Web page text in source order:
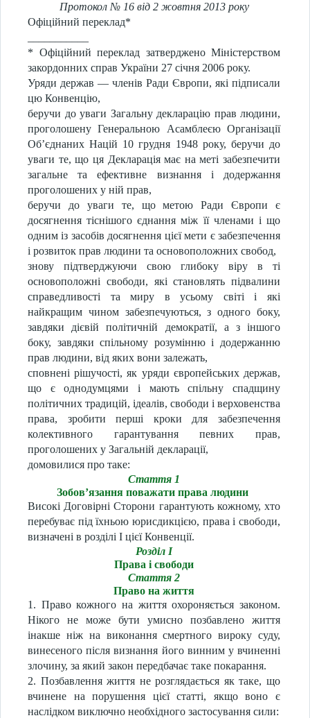
Протокол № 16 від 2 жовтня 2013 року
Офіційний переклад*
* Офіційний переклад затверджено Міністерством
закордонних справ України 27 січня 2006 року.
Уряди держав — членів Ради Європи, які підписали
цю Конвенцію,
беручи до уваги Загальну декларацію прав людини,
проголошену Генеральною Асамблеєю Організації
Об’єднаних Націй 10 грудня 1948 року, беручи до
уваги те, що ця Декларація має на меті забезпечити
загальне та ефективне визнання і додержання
проголошених у ній прав,
беручи до уваги те, що метою Ради Європи є
досягнення тіснішого єднання між її членами і що
одним із засобів досягнення цієї мети є забезпечення
і розвиток прав людини та основоположних свобод,
знову підтверджуючи свою глибоку віру в ті
основоположні свободи, які становлять підвалини
справедливості та миру в усьому світі і які
найкращим чином забезпечуються, з одного боку,
завдяки дієвій політичній демократії, а з іншого
боку, завдяки спільному розумінню і додержанню
прав людини, від яких вони залежать,
сповнені рішучості, як уряди європейських держав,
що є однодумцями і мають спільну спадщину
політичних традицій, ідеалів, свободи і верховенства
права, зробити перші кроки для забезпечення
колективного гарантування певних прав,
проголошених у Загальній декларації,
домовилися про таке:
Стаття 1
Зобов’язання поважати права людини
Високі Договірні Сторони гарантують кожному, хто
перебуває під їхньою юрисдикцією, права і свободи,
визначені в розділі I цієї Конвенції.
Розділ I
Права і свободи
Стаття 2
Право на життя
1. Право кожного на життя охороняється законом.
Нікого не може бути умисно позбавлено життя
інакше ніж на виконання смертного вироку суду,
винесеного після визнання його винним у вчиненні
злочину, за який закон передбачає таке покарання.
2. Позбавлення життя не розглядається як таке, що
вчинене на порушення цієї статті, якщо воно є
наслідком виключно необхідного застосування сили: